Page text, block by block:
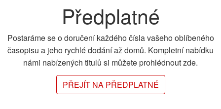
Předplatné
Postaráme se o doručení každého čísla vašeho oblíbeného
časopisu a jeho rychlé dodání až domů. Kompletní nabídku
námi nabízených titulů si můžete prohlédnout zde.
PŘEJÍT NA PŘEDPLATNÉ